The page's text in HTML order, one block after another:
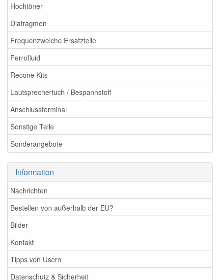
Hochtöner
Diafragmen
Frequenzweiche Ersatzteile
Ferrofluid
Recone Kits
Lautsprechertuch / Bespannstoff
Anschlussterminal
Sonstige Teile
Sonderangebote
Information
Nachrichten
Bestellen von außerhalb der EU?
Bilder
Kontakt
Tipps von Usern
Datenschutz & Sicherheit